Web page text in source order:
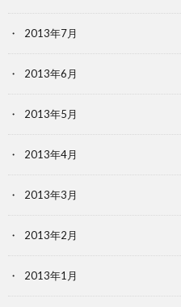
2013年7月
2013年6月
2013年5月
2013年4月
2013年3月
2013年2月
2013年1月